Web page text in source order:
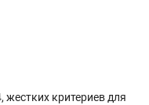
жестких критериев для